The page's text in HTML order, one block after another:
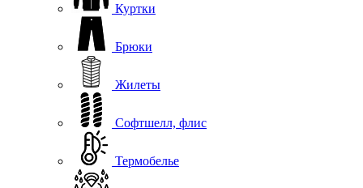
Куртки
Брюки
Жилеты
Софтшелл, флис
Термобелье